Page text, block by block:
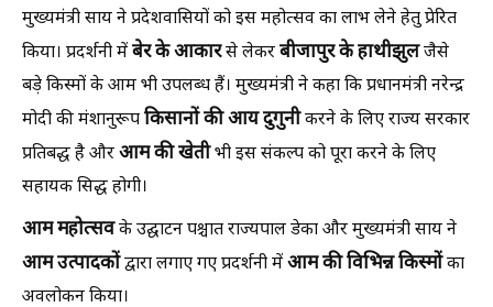
मुख्यमंत्री साय ने प्रदेशवासियों को इस महोत्सव का लाभ लेने हेतु प्रेरित
किया। प्रदर्शनी मेंबेर के आकारसे लेकरबीजापुर के हाथीझुलजैसे
बड़े किस्मों के आम भी उपलब्ध हैं। मुख्यमंत्री ने कहा कि प्रधानमंत्री नरेन्द्र
मोदी की मंशानुरूपकिसानों की आय दुगुनीकरने के लिए राज्य सरकार
प्रतिबद्ध है औरआम की खेतीभी इस संकल्प को पूरा करने के लिए
सहायक सिद्ध होगी।
आम महोत्सवके उद्घाटन पश्चात राज्यपाल डेका और मुख्यमंत्री साय ने
आम उत्पादकोंद्वारा लगाए गए प्रदर्शनी मेंआम की विभिन्न किस्मोंका
अवलोकन किया।